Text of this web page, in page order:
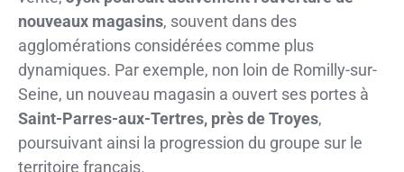
nouveaux magasins, souvent dans des
agglomérations considérées comme plus
dynamiques. Par exemple, non loin de Romilly-sur-
Seine, un nouveau magasin a ouvert ses portes à
Saint-Parres-aux-Tertres, près de Troyes,
poursuivant ainsi la progression du groupe sur le
territoire français.